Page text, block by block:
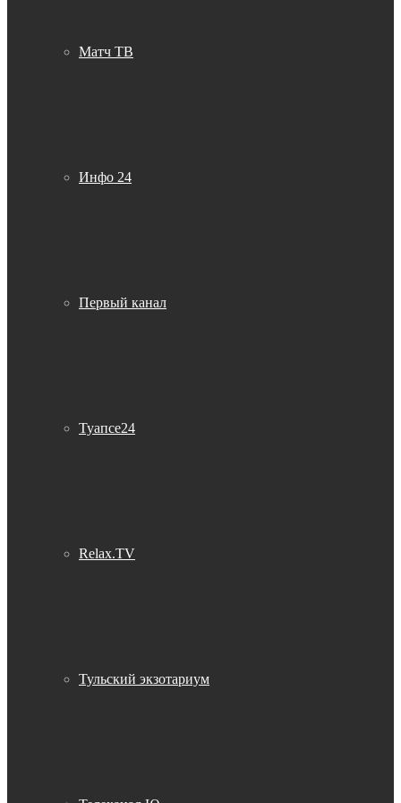
Матч ТВ
Инфо 24
Первый канал
Туапсе24
Relax.TV
Тульский экзотариум